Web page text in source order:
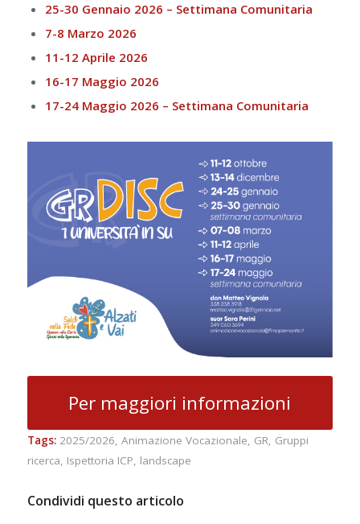
25-30 Gennaio 2026 – Settimana Comunitaria
7-8 Marzo 2026
11-12 Aprile 2026
16-17 Maggio 2026
17-24 Maggio 2026 – Settimana Comunitaria
Per maggiori informazioni
Tags: 2025/2026, Animazione Vocazionale, GR, Gruppi
ricerca, Ispettoria ICP, landscape
Condividi questo articolo